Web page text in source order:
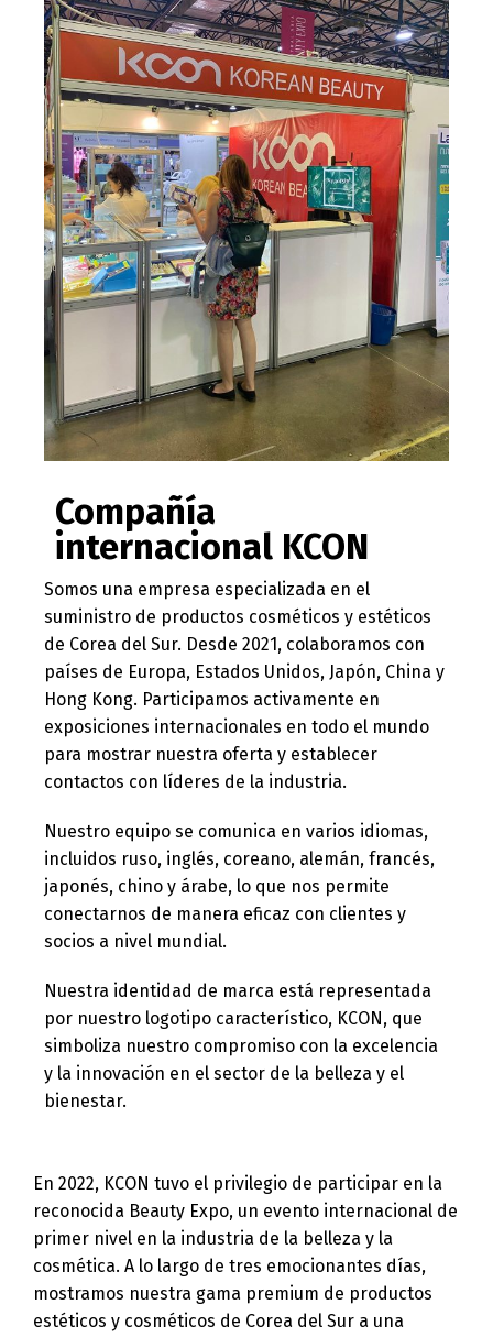
Compañía
internacional KCON
Somos una empresa especializada en el
suministro de productos cosméticos y estéticos
de Corea del Sur. Desde 2021, colaboramos con
países de Europa, Estados Unidos, Japón, China y
Hong Kong. Participamos activamente en
exposiciones internacionales en todo el mundo
para mostrar nuestra oferta y establecer
contactos con líderes de la industria.
Nuestro equipo se comunica en varios idiomas,
incluidos ruso, inglés, coreano, alemán, francés,
japonés, chino y árabe, lo que nos permite
conectarnos de manera eficaz con clientes y
socios a nivel mundial.
Nuestra identidad de marca está representada
por nuestro logotipo característico, KCON, que
simboliza nuestro compromiso con la excelencia
y la innovación en el sector de la belleza y el
bienestar.
En 2022, KCON tuvo el privilegio de participar en la
reconocida Beauty Expo, un evento internacional de
primer nivel en la industria de la belleza y la
cosmética. A lo largo de tres emocionantes días,
mostramos nuestra gama premium de productos
estéticos y cosméticos de Corea del Sur a una